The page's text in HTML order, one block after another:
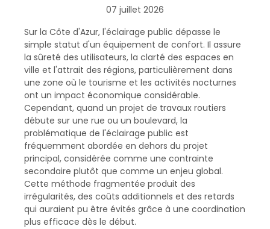
07 juillet 2026
Sur la Côte d'Azur, l'éclairage public dépasse le
simple statut d'un équipement de confort. Il assure
la sûreté des utilisateurs, la clarté des espaces en
ville et l'attrait des régions, particulièrement dans
une zone où le tourisme et les activités nocturnes
ont un impact économique considérable.
Cependant, quand un projet de travaux routiers
débute sur une rue ou un boulevard, la
problématique de l'éclairage public est
fréquemment abordée en dehors du projet
principal, considérée comme une contrainte
secondaire plutôt que comme un enjeu global.
Cette méthode fragmentée produit des
irrégularités, des coûts additionnels et des retards
qui auraient pu être évités grâce à une coordination
plus efficace dès le début.